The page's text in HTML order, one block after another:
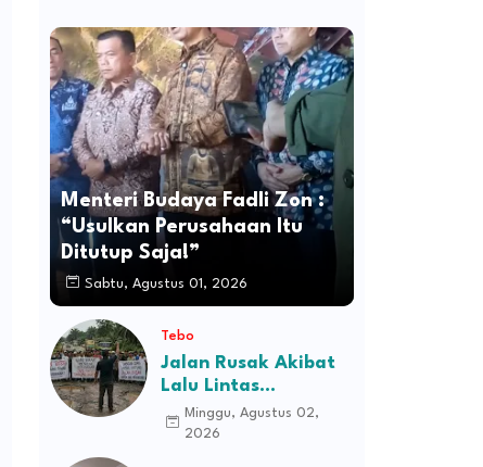
Menteri Budaya Fadli Zon :
“Usulkan Perusahaan Itu
Ditutup Saja!”
Sabtu, Agustus 01, 2026
Tebo
Jalan Rusak Akibat
Lalu Lintas
Kendaraan
Perusahaan,
Minggu, Agustus 02,
2026